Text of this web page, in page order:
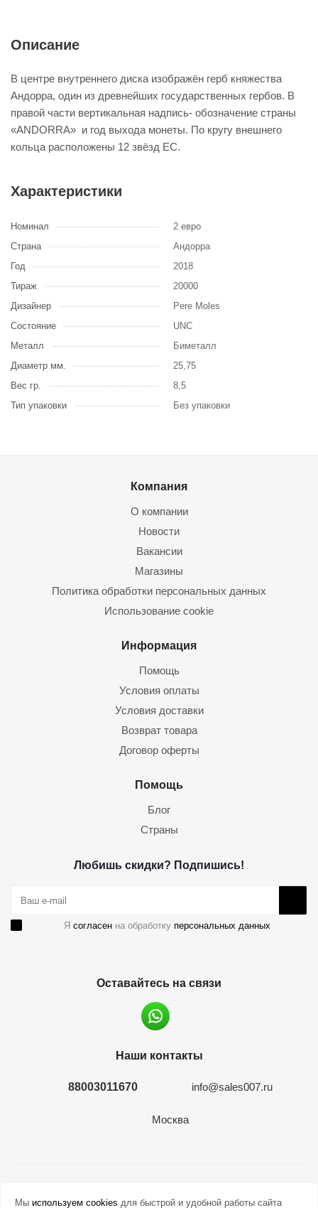
Описание
В центре внутреннего диска изображён герб княжества
Андорра, один из древнейших государственных гербов. В
правой части вертикальная надпись- обозначение страны
«ANDORRA» и год выхода монеты. По кругу внешнего
кольца расположены 12 звёзд ЕС.
Характеристики
Номинал
2 евро
Страна
Андорра
Год
2018
Тираж
20000
Дизайнер
Pere Moles
Состояние
UNC
Металл
Биметалл
Диаметр мм.
25,75
Вес гр.
8,5
Тип упаковки
Без упаковки
Компания
О компании
Новости
Вакансии
Магазины
Политика обработки персональных данных
Использование cookie
Информация
Помощь
Условия оплаты
Условия доставки
Возврат товара
Договор оферты
Помощь
Блог
Страны
Любишь скидки? Подпишись!
Я согласен на обработку персональных данных
Оставайтесь на связи
Наши контакты
88003011670 info@sales007.ru
Москва
Мы используем cookies для быстрой и удобной работы сайта